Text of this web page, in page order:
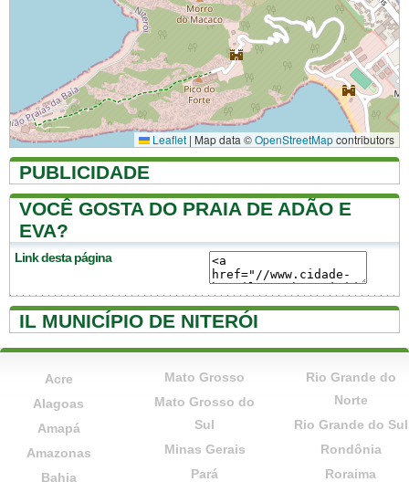
Leaflet | Map data ©OpenStreetMapcontributors
PUBLICIDADE
VOCÊ GOSTA DO PRAIA DE ADÃO E
EVA?
Link desta página
IL MUNICÍPIO DE NITERÓI
Acre
Alagoas
Amapá
Amazonas
Bahia
Mato Grosso
Mato Grosso do
Sul
Minas Gerais
Pará
Rio Grande do
Norte
Rio Grande do Sul
Rondônia
Roraima